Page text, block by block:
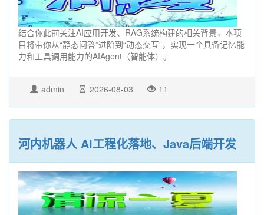
结合你此前关注AI应用开发、RAG系统构建的相关背景，本项
目将带你从“静态问答”进阶到“动态交互”，实现一个具备‌记忆能
力‌和‌工具调用能力‌的AIAgent（智能体）。
admin 2026-08-03 11
河内机器人 AI工程化落地、Java后端开发